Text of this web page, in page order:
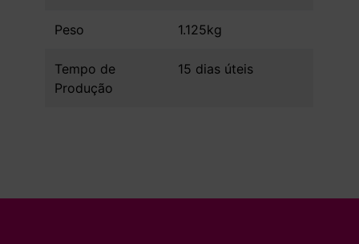
Peso 1.125kg
Tempo de
Produção
15 dias úteis